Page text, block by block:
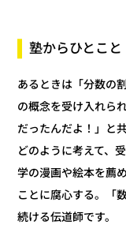
塾からひとこと
あるときは「分数の
の概念を受け入れら
だったんだよ！」と
どのように考えて、
学の漫画や絵本を薦
ことに腐心する。「
続ける伝道師です。